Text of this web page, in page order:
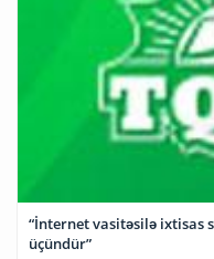
“İnternet vasitəsilə ixtisas
üçündür”